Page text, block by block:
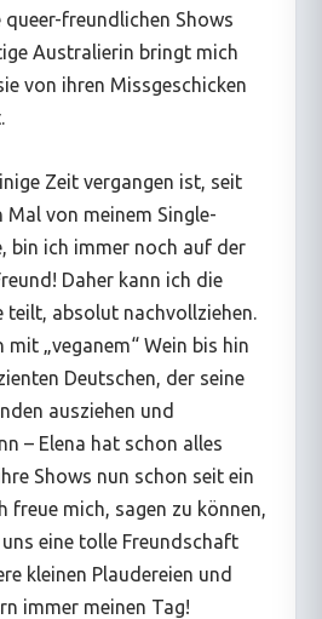
queer-freundlichen Shows
Australierin bringt mich
von ihren Missgeschicken
Zeit vergangen ist, seit
Mal von meinem Single-
bin ich immer noch auf der
Daher kann ich die
teilt, absolut nachvollziehen.
„veganem“ Wein bis hin
Deutschen, der seine
ausziehen und
– Elena hat schon alles
Shows nun schon seit ein
freue mich, sagen zu können,
eine tolle Freundschaft
kleinen Plaudereien und
immer meinen Tag!